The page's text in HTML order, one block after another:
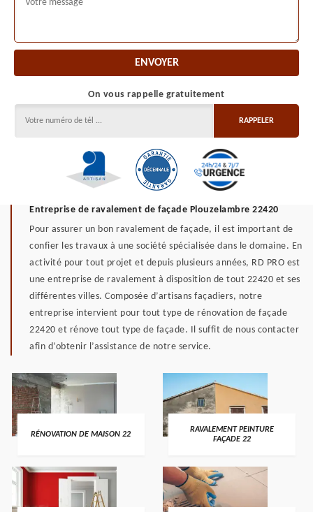
On vous rappelle gratuitement
Entreprise de ravalement de façade Plouzelambre 22420
Pour assurer un bon ravalement de façade, il est important de
confier les travaux à une société spécialisée dans le domaine. En
activité pour tout projet et depuis plusieurs années, RD PRO est
une entreprise de ravalement à disposition de tout 22420 et ses
différentes villes. Composée d’artisans façadiers, notre
entreprise intervient pour tout type de rénovation de façade
22420 et rénove tout type de façade. Il suffit de nous contacter
afin d’obtenir l’assistance de notre service.
RÉNOVATION DE MAISON 22
RAVALEMENT PEINTURE
FAÇADE 22